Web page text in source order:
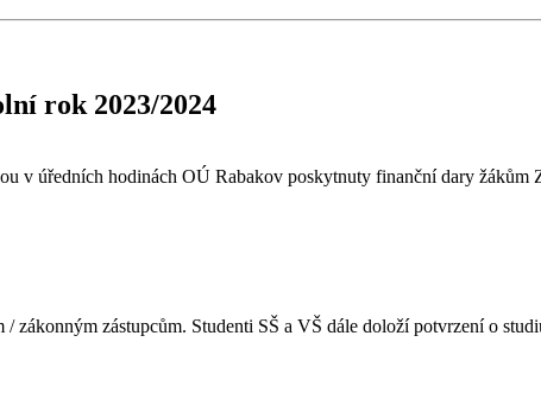
rok 2023/2024
v úředních hodinách OÚ Rabakov poskytnuty finanční dary
zákonným zástupcům. Studenti SŠ a VŠ dále doloží potvrzení o